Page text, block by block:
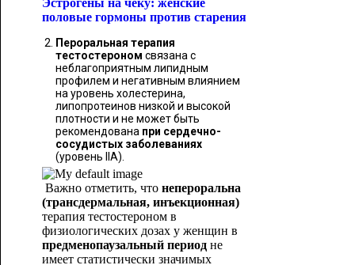
Эстрогены на чеку: женские
половые гормоны против старения
Пероральная терапия
тестостероном связана с
неблагоприятным липидным
профилем и негативным влиянием
на уровень холестерина,
липопротеинов низкой и высокой
плотности и не может быть
рекомендована при сердечно-
сосудистых заболеваниях
(уровень IIА).
Важно отметить, что непероральна
(трансдермальная, инъекционная)
терапия тестостероном в
физиологических дозах у женщин в
предменопаузальный периодне
имеет статистически значимых